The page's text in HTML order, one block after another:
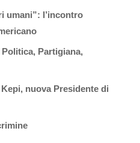
umani”: l’incontro
Partigiana,
nuova Presidente di